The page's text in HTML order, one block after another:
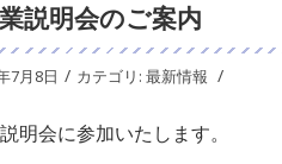
説明会のご案内
7月8日 / カテゴリ: 最新情報 /
明会に参加いたします。